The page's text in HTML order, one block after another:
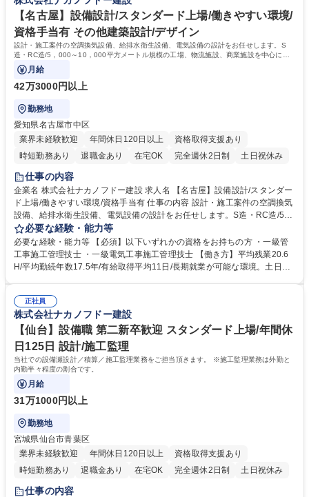
す。 【出張エリア】近辺のエリアが中心で遠方現場は山口に2現場ありま
す。一般的な出張期間は現場着工から竣工(1～1年半)です。 学歴・資格
学歴：大学院 大学 高専 短大 専修学校 高校 語学力： 資格：1級建築施工
管理技士 一級建築士
【名古屋】設備設計/スタンダード上場/働きやすい環境/
資格手当有 その他建築設計/デザイン
設計・施工案件の空調換気設備、給排水衛生設備、電気設備の設計をお任せします。S
造・RC造/5，000～10，000平方メートル規模の工場、物流施設、商業施設を中心にマ
ンション等もお任せする場合があります。
月給
42万3000円以上
勤務地
愛知県名古屋市中区
業界未経験歓迎
年間休日120日以上
資格取得支援あり
時短勤務あり
退職金あり 在宅OK 完全週休2日制 土日祝休み
仕事の内容
企業名 株式会社ナカノフドー建設 求人名 【名古屋】設備設計/スタンダー
ド上場/働きやすい環境/資格手当有 仕事の内容 設計・施工案件の空調換気
設備、給排水衛生設備、電気設備の設計をお任せします。S造・RC造/5，
000～10，000平方メートル規模の工場、物流施設、商業施設を中心にマ
ンション等もお任せする場合があります。 【研修制度】年齢や階層に応じ
た研修制度、資格支援制度有◎ 【グローバルに活躍できる環境】売上の約
3～4割が海外建設となるため、ゆくゆくは海外建設にも携われるチャンス
を受けました。 募集職種 【名古屋】設備設計/スタンダード上場/働きやす
い環境/資格手当有
必要な経験・能力等
必要な経験・能力等 【必須】以下いずれかの資格をお持ちの方 ・一級管
工事施工管理技士 ・一級電気工事施工管理技士 【働き方】平均残業20.6
H/平均勤続年数17.5年/有給取得平均11日/長期就業が可能な環境。土日出
に応じた研修制度が充実、資格支援制度もあり。社員ひとりひとりのスキ
ルアップを後押ししています。 学歴・資格 学歴：大学院 大学 高専 短大
専修学校 高校 語学力： 資格：1級電気工事施工管理技士 1級管工事施工管
理技士 一級建築士
正社員
株式会社ナカノフドー建設
【仙台】設備職 第二新卒歓迎 スタンダード上場/年間休
日125日 設計/施工監理
当社での設備瀬設計／積算／施工監理業務をご担当頂きます。 ※施工監理業務は外勤と
内勤半々程度の割合です。
月給
31万1000円以上
勤務地
宮城県仙台市青葉区
業界未経験歓迎
年間休日120日以上
資格取得支援あり
時短勤務あり
退職金あり 在宅OK 完全週休2日制 土日祝休み
仕事の内容